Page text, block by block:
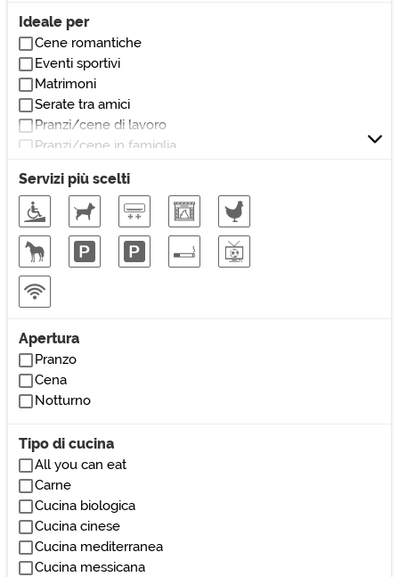
Osteria
Self service
Spaghetteria
Taverna
Ideale per
Cene romantiche
Eventi sportivi
Matrimoni
Serate tra amici
Pranzi/cene di lavoro
Pranzi/cene in famiglia
Ricorrenze/cerimonie
Servizi più scelti
Apertura
Pranzo
Cena
Notturno
Tipo di cucina
All you can eat
Carne
Cucina biologica
Cucina cinese
Cucina mediterranea
Cucina messicana